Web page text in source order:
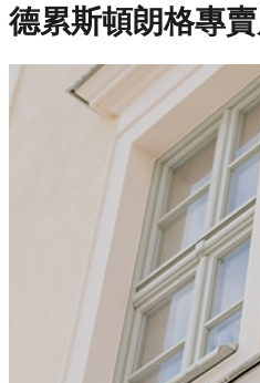
德累斯頓朗格專